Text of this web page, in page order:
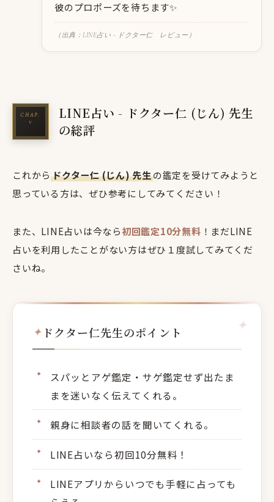
彼のプロポーズを待ちます✨️
（出典：LINE占い - ドクター仁 レビュー）
LINE占い - ドクター仁 (じん) 先生
の総評
これからドクター仁 (じん) 先生の鑑定を受けてみようと
思っている方は、ぜひ参考にしてみてください！
また、LINE占いは今なら初回鑑定10分無料 ！まだLINE
占いを利用したことがない方はぜひ１度試してみてくだ
さいね。
ドクター仁先生のポイント
スパッとアゲ鑑定・サゲ鑑定せず出たま
まを迷いなく伝えてくれる。
親身に相談者の話を聞いてくれる。
LINE占いなら初回10分無料！
LINEアプリからいつでも手軽に占っても